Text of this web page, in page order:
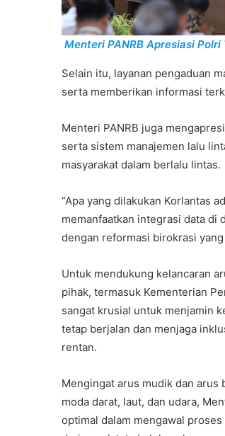
Menteri PANRB Apresiasi
Selain itu, layanan pengaduan
serta memberikan informasi
Menteri PANRB juga
serta sistem manajemen lalu
masyarakat dalam berlalu lintas.
“Apa yang dilakukan Korlantas
memanfaatkan integrasi data di
dengan reformasi birokrasi
Untuk mendukung kelancaran
pihak, termasuk Kementerian
sangat krusial untuk menjamin
tetap berjalan dan menjaga
rentan.
Mengingat arus mudik dan
moda darat, laut, dan udara,
optimal dalam mengawal